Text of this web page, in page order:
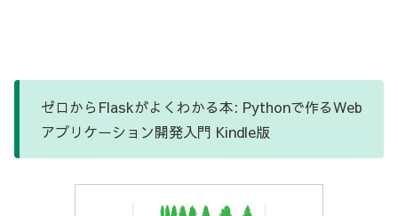
ゼロからFlaskがよくわかる本: Pythonで作るWeb
アプリケーション開発入門 Kindle版